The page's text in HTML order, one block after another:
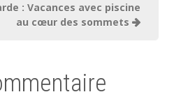
: Vacances avec piscine
au cœur des sommets